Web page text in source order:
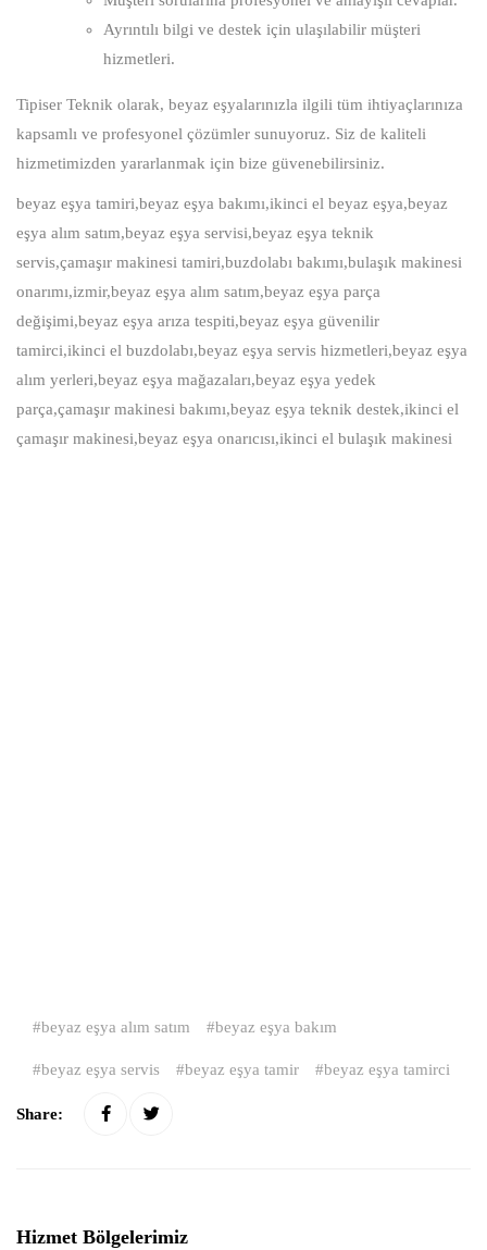
Ayrıntılı bilgi ve destek için ulaşılabilir müşteri
hizmetleri.
Tipiser Teknik olarak, beyaz eşyalarınızla ilgili tüm ihtiyaçlarınıza
kapsamlı ve profesyonel çözümler sunuyoruz. Siz de kaliteli
hizmetimizden yararlanmak için bize güvenebilirsiniz.
beyaz eşya tamiri,beyaz eşya bakımı,ikinci el beyaz eşya,beyaz
eşya alım satım,beyaz eşya servisi,beyaz eşya teknik
servis,çamaşır makinesi tamiri,buzdolabı bakımı,bulaşık makinesi
onarımı,izmir,beyaz eşya alım satım,beyaz eşya parça
değişimi,beyaz eşya arıza tespiti,beyaz eşya güvenilir
tamirci,ikinci el buzdolabı,beyaz eşya servis hizmetleri,beyaz eşya
alım yerleri,beyaz eşya mağazaları,beyaz eşya yedek
parça,çamaşır makinesi bakımı,beyaz eşya teknik destek,ikinci el
çamaşır makinesi,beyaz eşya onarıcısı,ikinci el bulaşık makinesi
beyaz eşya alım satım beyaz eşya bakım
beyaz eşya servis beyaz eşya tamir beyaz eşya tamirci
Share:
Hizmet Bölgelerimiz